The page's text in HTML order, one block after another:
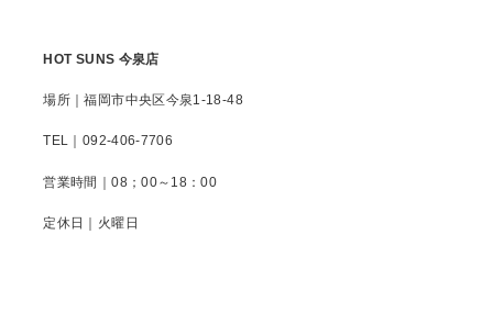
HOT SUNS 今泉店
場所｜福岡市中央区今泉1-18-48
TEL｜092-406-7706
営業時間｜08；00～18：00
定休日｜火曜日